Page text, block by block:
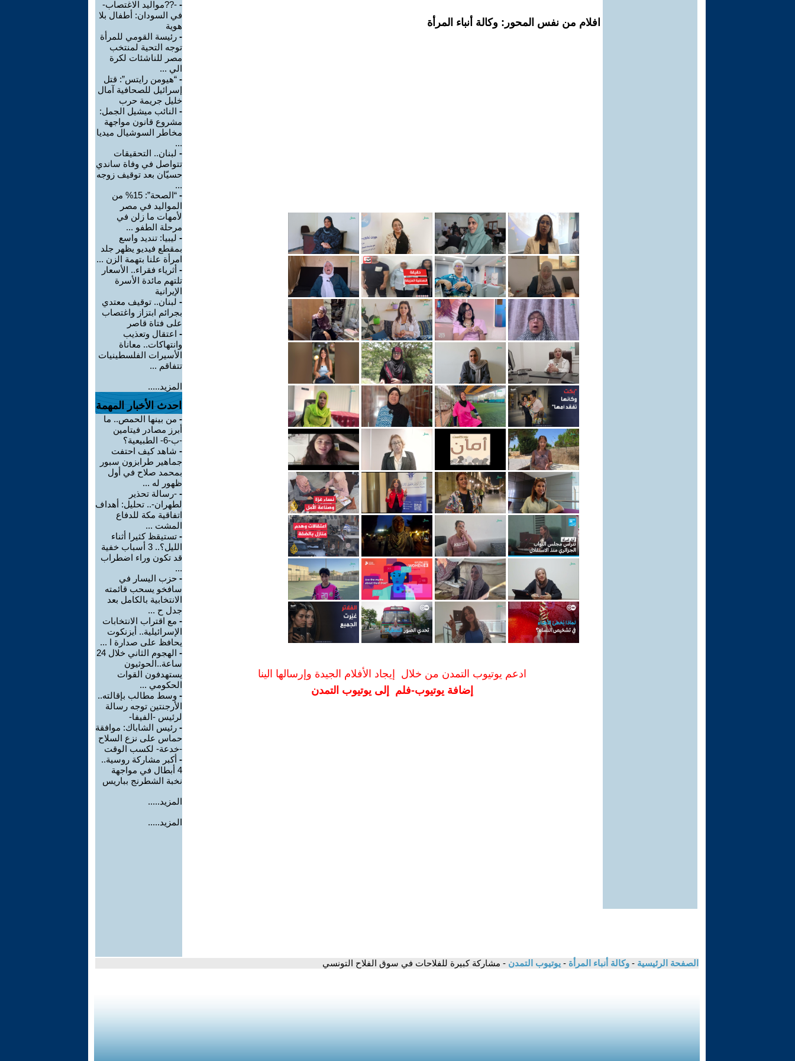
افلام من نفس المحور: وكالة أنباء المرأة
ادعم يوتيوب التمدن من خلال إيجاد الأفلام الجيدة وإرسالها الينا
إضافة يوتيوب-فلم إلى يوتيوب التمدن
- -??مواليد الاغتصاب-
في السودان: أطفال بلا
هوية
- رئيسة القومي للمرأة
توجه التحية لمنتخب
مصر للناشئات لكرة
الي ...
- “هيومن رايتس”: قتل
إسرائيل للصحافية آمال
خليل جريمة حرب
- النائب ميشيل الجمل:
مشروع قانون مواجهة
مخاطر السوشيال ميديا
...
- لبنان.. التحقيقات
تتواصل في وفاة ساندي
حسيّان بعد توقيف زوجه
...
-
“الصحة”: 15% من
المواليد في مصر
لأمهات ما زلن في
مرحلة الطفو ...
- ليبيا: تنديد واسع
بمقطع فيديو يظهر جلد
امرأة علنا بتهمة الزن ...
- أثرياء فقراء.. الأسعار
تلتهم مائدة الأسرة
الإيرانية
- لبنان.. توقيف معتدي
بجرائم ابتزاز واغتصاب
على فتاة قاصر
- اعتقال وتعذيب
وانتهاكات.. معاناة
الأسيرات الفلسطينيات
تتفاقم ...
المزيد.....
احدث الأخبار المهمة
- من بينها الحمص.. ما
أبرز مصادر فيتامين
-ب-6- الطبيعية؟
- شاهد كيف احتفت
جماهير طرابزون سبور
بمحمد صلاح في أول
ظهور له ...
- -رسالة تحذير
لطهران-.. تحليل: أهداف
اتفاقية مكة للدفاع
المشت ...
- تستيقظ كثيرا أثناء
الليل؟.. 3 أسباب خفية
قد تكون وراء اضطراب
...
- حزب اليسار في
سافخو يسحب قائمته
الانتخابية بالكامل بعد
جدل ح ...
- مع اقتراب الانتخابات
الإسرائيلية.. أيزنكوت
يحافظ على صدارة ا ...
-
الهجوم الثاني خلال 24
ساعة..الحوثيون
يستهدفون القوات
الحكومي ...
- وسط مطالب بإقالته..
الأرجنتين توجه رسالة
لرئيس -الفيفا-
- رئيس الشاباك: موافقة
حماس على نزع السلاح
-خدعة- لكسب الوقت
- أكبر مشاركة روسية..
4 أبطال في مواجهة
نخبة الشطرنج بباريس
المزيد.....
المزيد.....
الصفحة الرئيسية - وكالة أنباء المرأة - يوتيوب التمدن - مشاركة كبيرة للفلاحات في سوق الفلاح التونسي